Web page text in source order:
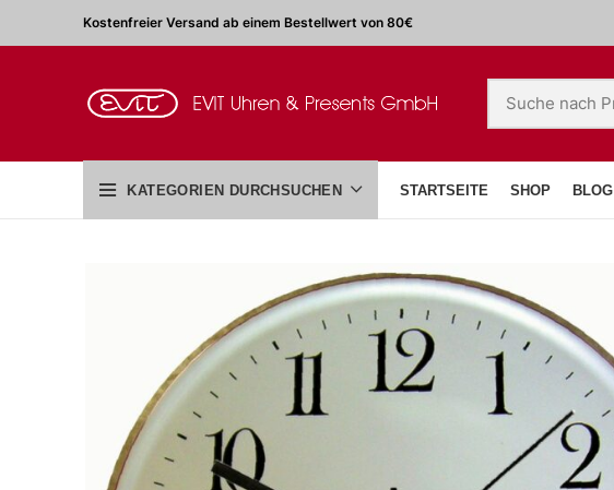
Kostenfreier Versand ab einem Bestellwert von 80€
KATEGORIEN DURCHSUCHEN STARTSEITE SHOP BLOG